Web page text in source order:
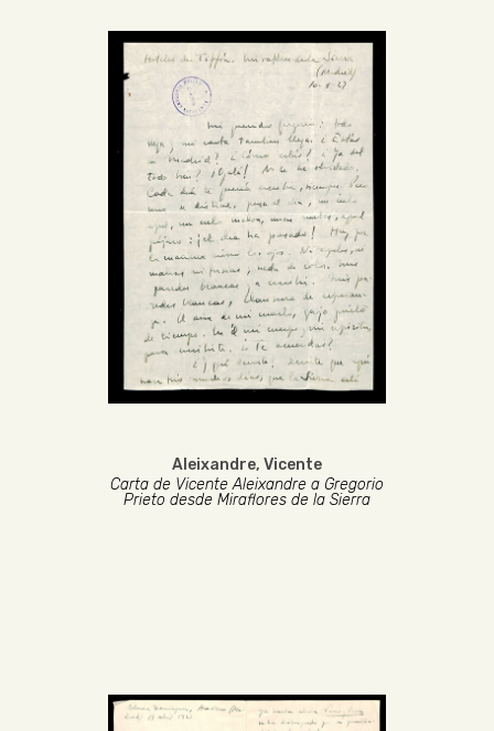
Aleixandre, Vicente
Carta de Vicente Aleixandre a Gregorio
Prieto desde Miraflores de la Sierra